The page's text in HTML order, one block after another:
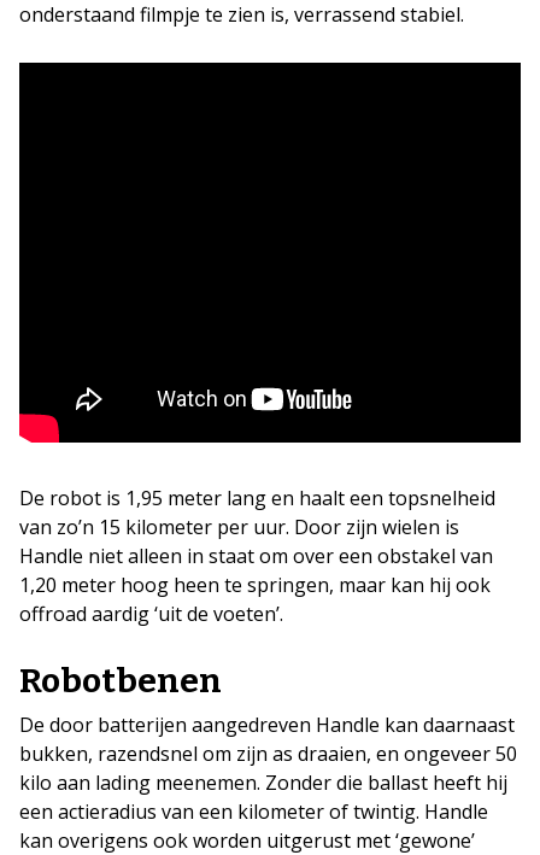
onderstaand filmpje te zien is, verrassend stabiel.
De robot is 1,95 meter lang en haalt een topsnelheid
van zo’n 15 kilometer per uur. Door zijn wielen is
Handle niet alleen in staat om over een obstakel van
1,20 meter hoog heen te springen, maar kan hij ook
offroad aardig ‘uit de voeten’.
Robotbenen
De door batterijen aangedreven Handle kan daarnaast
bukken, razendsnel om zijn as draaien, en ongeveer 50
kilo aan lading meenemen. Zonder die ballast heeft hij
een actieradius van een kilometer of twintig. Handle
kan overigens ook worden uitgerust met ‘gewone’